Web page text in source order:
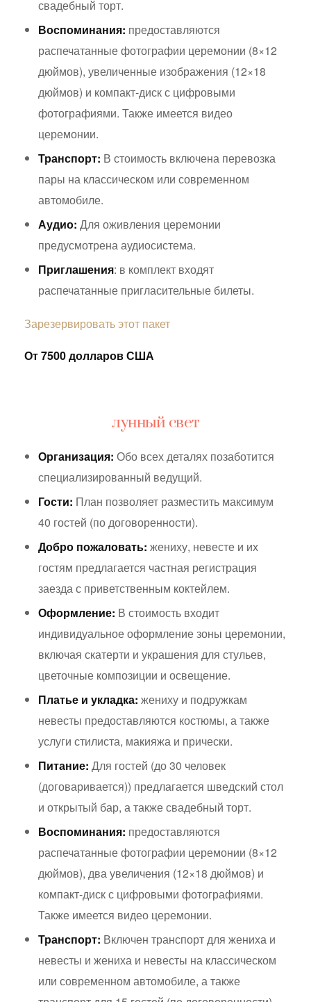
свадебный торт.
Воспоминания: предоставляются
распечатанные фотографии церемонии (8×12
дюймов), увеличенные изображения (12×18
дюймов) и компакт-диск с цифровыми
фотографиями. Также имеется видео
церемонии.
Транспорт: В стоимость включена перевозка
пары на классическом или современном
автомобиле.
Аудио: Для оживления церемонии
предусмотрена аудиосистема.
Приглашения: в комплект входят
распечатанные пригласительные билеты.
Зарезервировать этот пакет
От 7500 долларов США
лунный свет
Организация: Обо всех деталях позаботится
специализированный ведущий.
Гости: План позволяет разместить максимум
40 гостей (по договоренности).
Добро пожаловать: жениху, невесте и их
гостям предлагается частная регистрация
заезда с приветственным коктейлем.
Оформление: В стоимость входит
индивидуальное оформление зоны церемонии,
включая скатерти и украшения для стульев,
цветочные композиции и освещение.
Платье и укладка: жениху и подружкам
невесты предоставляются костюмы, а также
услуги стилиста, макияжа и прически.
Питание: Для гостей (до 30 человек
(договаривается)) предлагается шведский стол
и открытый бар, а также свадебный торт.
Воспоминания: предоставляются
распечатанные фотографии церемонии (8×12
дюймов), два увеличения (12×18 дюймов) и
компакт-диск с цифровыми фотографиями.
Также имеется видео церемонии.
Транспорт: Включен транспорт для жениха и
невесты и жениха и невесты на классическом
или современном автомобиле, а также